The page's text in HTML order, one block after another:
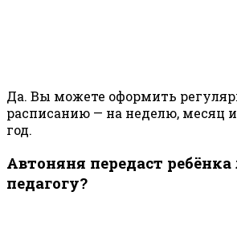
Да. Вы можете оформить
расписанию — на неделю, месяц
год.
Автоняня передаст
педагогу?